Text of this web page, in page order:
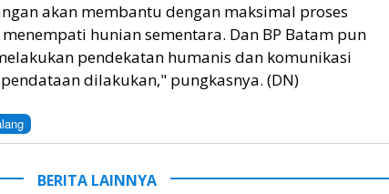
akan membantu dengan maksimal proses
hunian sementara. Dan BP Batam pun
pendekatan humanis dan komunikasi
dilakukan," pungkasnya. (DN)
BERITA LAINNYA